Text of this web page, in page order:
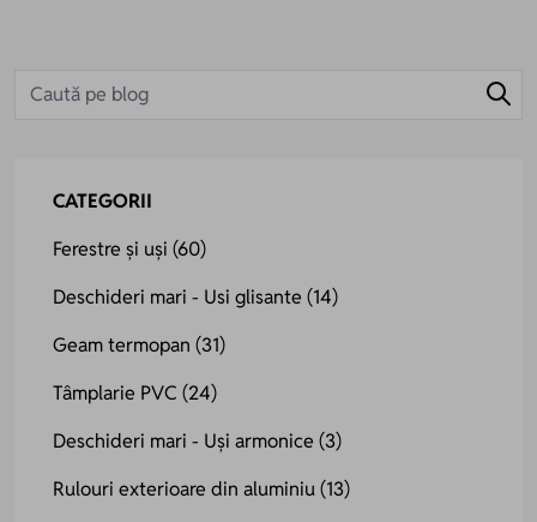
CATEGORII
Ferestre și uși (60)
Deschideri mari - Usi glisante (14)
Geam termopan (31)
Tâmplarie PVC (24)
Deschideri mari - Uși armonice (3)
Rulouri exterioare din aluminiu(13)